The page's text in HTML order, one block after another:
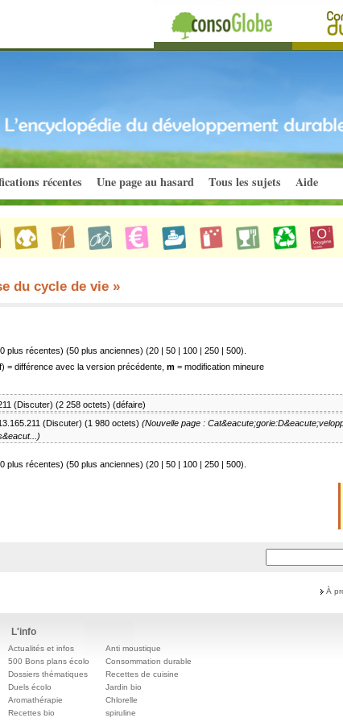
récentes Une page au hasard Tous les sujets Aide
du cycle de vie »
plus récentes) (50 plus anciennes) (20| 50| 100| 250| 500).
= différence avec la version précédente, m= modification mineure
(Discuter) (2 258 octets) (défaire)
(Discuter) (1 980 octets) (Nouvelle page :
plus récentes) (50 plus anciennes) (20| 50| 100| 250| 500).
À
L'info
Actualités et infos
500 Bons plans écolo
Dossiers thématiques
Duels écolo
Aromathérapie
Recettes bio
Anti moustique
Consommation durable
Recettes de cuisine
Jardin bio
Chlorelle
spiruline